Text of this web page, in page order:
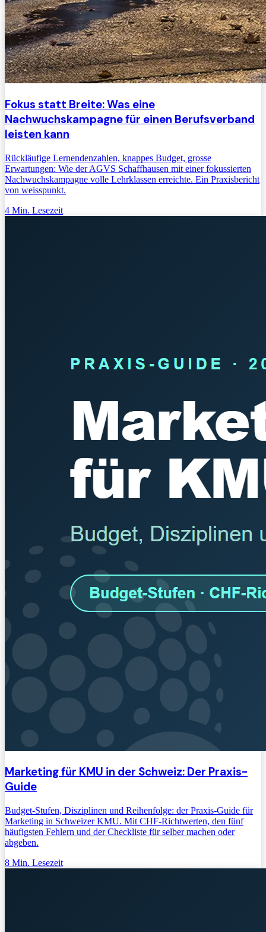
Fokus statt Breite: Was eine
Nachwuchskampagne für einen Berufsverband
leisten kann
Rückläufige Lernendenzahlen, knappes Budget, grosse
Erwartungen: Wie der AGVS Schaffhausen mit einer fokussierten
Nachwuchskampagne volle Lehrklassen erreichte. Ein Praxisbericht
von weisspunkt.
4 Min. Lesezeit
Marketing für KMU in der Schweiz: Der Praxis-
Guide
Budget-Stufen, Disziplinen und Reihenfolge: der Praxis-Guide für
Marketing in Schweizer KMU. Mit CHF-Richtwerten, den fünf
häufigsten Fehlern und der Checkliste für selber machen oder
abgeben.
8 Min. Lesezeit